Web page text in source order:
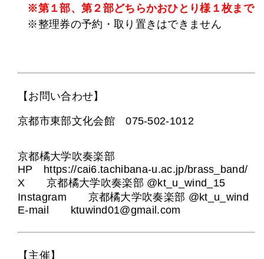
※第１部、第２部どちらかおひとり様１枚まで
※整理券の予約・取り置きはできません
【お問い合わせ】
京都市東部文化会館 075-502-1012
京都橘大学吹奏楽部
HP https://cai6.tachibana-u.ac.jp/brass_band/
X 京都橘大学吹奏楽部 @kt_u_wind_15
Instagram 京都橘大学吹奏楽部 @kt_u_wind
E-mail ktuwind01@gmail.com
【主催】